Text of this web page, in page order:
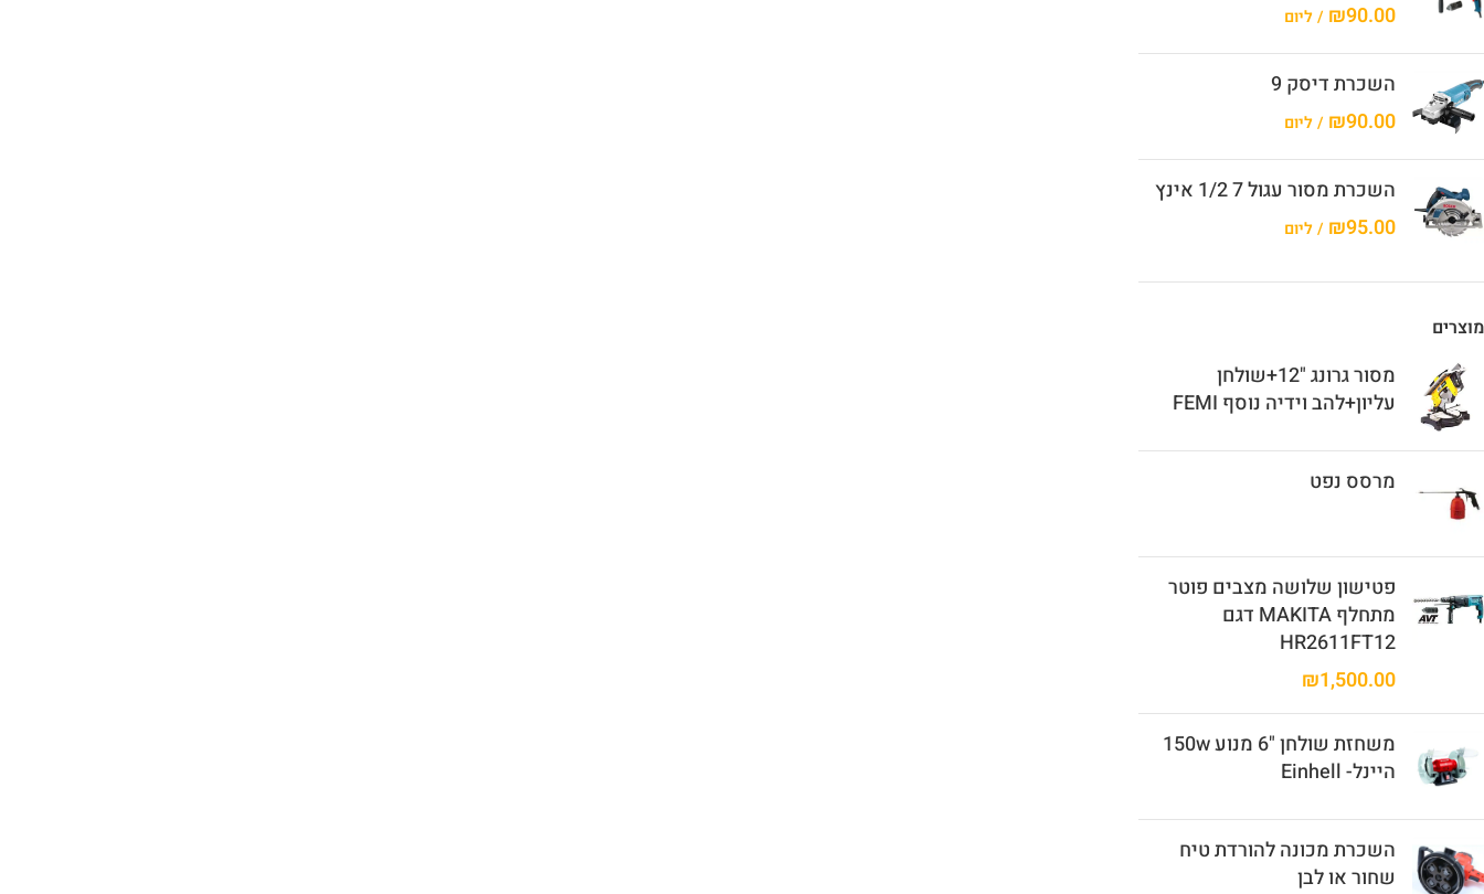
₪90.00 / ליום
השכרת דיסק 9
₪90.00 / ליום
השכרת מסור עגול 7 1/2 אינץ
₪95.00 / ליום
מוצרים
מסור גרונג "12+שולחן
עליון+להב וידיה נוסף FEMI
מרסס נפט
פטישון שלושה מצבים פוטר
מתחלף MAKITA דגם
HR2611FT12
₪1,500.00
משחזת שולחן "6 מנוע 150w
היינל- Einhell
השכרת מכונה להורדת טיח
שחור או לבן